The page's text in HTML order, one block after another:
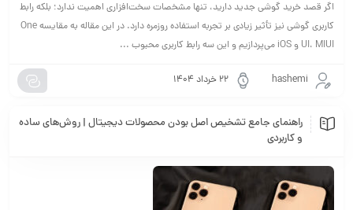
اگر قصد خرید گوشی جدید دارید، تنها مشخصات سخت‌افزاری اهمیت ندارد؛ بلکه رابط
کاربری گوشی نیز تأثیر زیادی بر تجربه استفاده روزمره دارد. در این مقاله به مقایسه One
UI، MIUI و iOS می‌پردازیم و این سه رابط کاربری محبوب ...
hashemi ۲۲ خرداد ۱۴۰۴
راهنمای جامع تشخیص اصل بودن محصولات دیجیتال | روش‌های ساده
و کاربردی